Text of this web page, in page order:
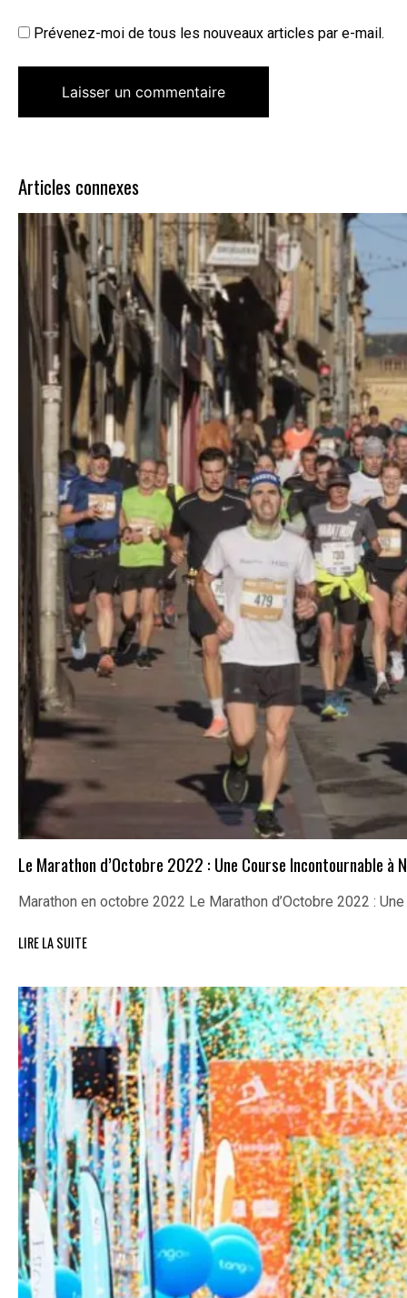
Prévenez-moi de tous les nouveaux articles par e-mail.
Articles connexes
Le Marathon d’Octobre 2022 : Une Course Incontournable à
Marathon en octobre 2022 Le Marathon d’Octobre 2022 :
LIRE LA SUITE